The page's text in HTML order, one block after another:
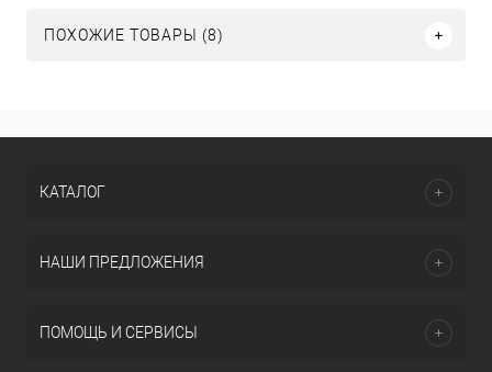
ПОХОЖИЕ ТОВАРЫ (8)
КАТАЛОГ
НАШИ ПРЕДЛОЖЕНИЯ
ПОМОЩЬ И СЕРВИСЫ